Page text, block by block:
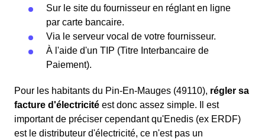
Sur le site du fournisseur en réglant en ligne
par carte bancaire.
Via le serveur vocal de votre fournisseur.
À l'aide d'un TIP (Titre Interbancaire de
Paiement).
Pour les habitants du Pin-En-Mauges (49110), régler sa
facture d'électricité est donc assez simple. Il est
important de préciser cependant qu'Enedis (ex ERDF)
est le distributeur d'électricité, ce n'est pas un